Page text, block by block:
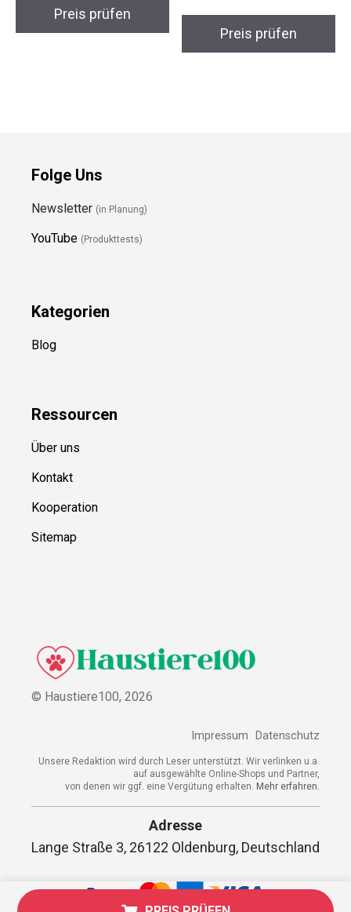
Preis prüfen
Preis prüfen
Folge Uns
Newsletter (in Planung)
YouTube (Produkttests)
Kategorien
Blog
Ressourcen
Über uns
Kontakt
Kooperation
Sitemap
© Haustiere100, 2026
Impressum Datenschutz
Unsere Redaktion wird durch Leser unterstützt. Wir verlinken u.a.
auf ausgewählte Online-Shops und Partner,
von denen wir ggf. eine Vergütung erhalten. Mehr erfahren.
Adresse
Lange Straße 3, 26122 Oldenburg, Deutschland